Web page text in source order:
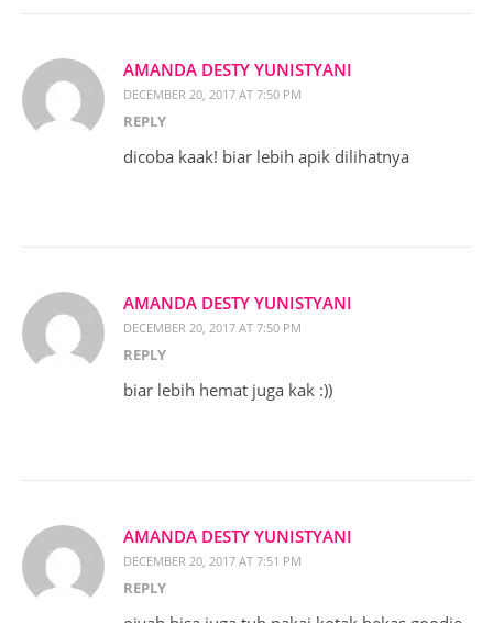
AMANDA DESTY YUNISTYANI
DECEMBER 20, 2017 AT 7:50 PM
REPLY
dicoba kaak! biar lebih apik dilihatnya
AMANDA DESTY YUNISTYANI
DECEMBER 20, 2017 AT 7:50 PM
REPLY
biar lebih hemat juga kak :))
AMANDA DESTY YUNISTYANI
DECEMBER 20, 2017 AT 7:51 PM
REPLY